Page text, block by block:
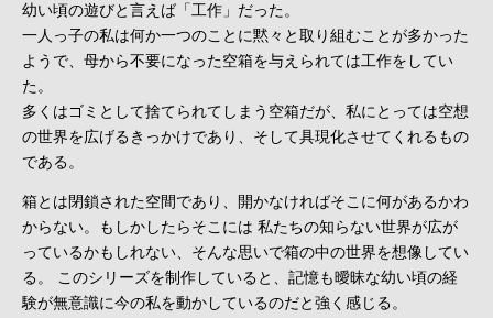
幼い頃の遊びと言えば「工作」だった。
一人っ子の私は何か一つのことに黙々と取り組むことが多かった
ようで、母から不要になった空箱を与えられては工作をしてい
た。
多くはゴミとして捨てられてしまう空箱だが、私にとっては空想
の世界を広げるきっかけであり、そして具現化させてくれるもの
である。
箱とは閉鎖された空間であり、開かなければそこに何があるかわ
からない。もしかしたらそこには 私たちの知らない世界が広が
っているかもしれない、そんな思いで箱の中の世界を想像してい
る。 このシリーズを制作していると、記憶も曖昧な幼い頃の経
験が無意識に今の私を動かしているのだと強く感じる。